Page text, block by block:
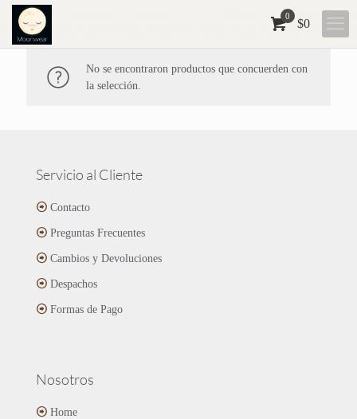
0
$0
No se encontraron productos que concuerden con
la selección.
Servicio al Cliente
Contacto
Preguntas Frecuentes
Cambios y Devoluciones
Despachos
Formas de Pago
Nosotros
Home